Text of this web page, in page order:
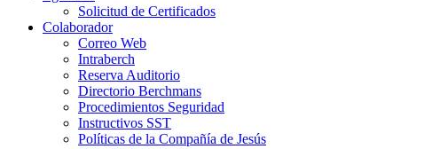
Solicitud de Certificados
Colaborador
Correo Web
Intraberch
Reserva Auditorio
Directorio Berchmans
Procedimientos Seguridad
Instructivos SST
Políticas de la Compañía de Jesús